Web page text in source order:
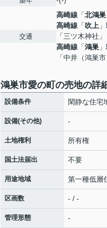
交通
高崎線 「北鴻巣
高崎線 「吹上
「三ツ木神社
高崎線 「鴻巣
「中井（鴻巣
鴻巣市愛の町の売地の詳
設備条件 閑静な住宅
設備(その他) -
土地権利 所有権
国土法届出 不要
用途地域 第一種低層
区画数 - / -
管理形態 -